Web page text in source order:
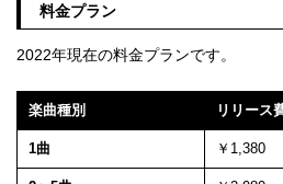
料金プラン
2022年現在の料金プランです。
楽曲種別 リリース
1曲 ￥1,380